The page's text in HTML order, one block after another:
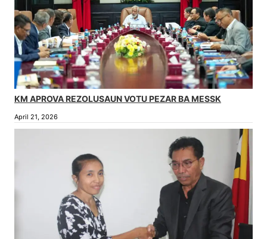
KM APROVA REZOLUSAUN VOTU PEZAR BA MESSK
April 21, 2026